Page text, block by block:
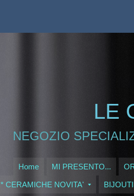
LE
NEGOZIO
Home MI PRESENTO...
* CERAMICHE NOVITA'